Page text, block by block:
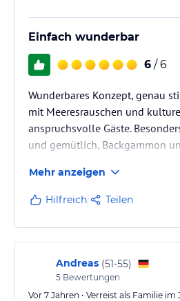
Einfach wunderbar
6 / 6
Wunderbares Konzept, genau
mit Meeresrauschen und
anspruchsvolle Gäste.
und gemütlich, Backgammon
garantiert.
Besondere Erwähnung verdient
man sich nach einigen Tagen
schon immer dazugehört. Kein
Stammgäste!
Mehr anzeigen
Hilfreich Teilen
Andreas (51-55)
5 Bewertungen
Vor 7 Jahren • Verreist als Familie im